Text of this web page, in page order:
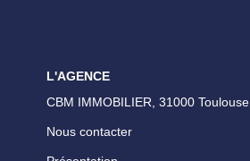
L'AGENCE
CBM IMMOBILIER, 31000 Toulouse
Nous contacter